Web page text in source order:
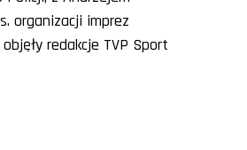
organizacji imprez
redakcje TVP Sport